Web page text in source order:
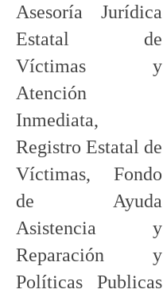
Asesoría Jurídica
Estatal de
Víctimas y
Atención
Inmediata,
Registro Estatal de
Víctimas, Fondo
de Ayuda
Asistencia y
Reparación y
Políticas Publicas